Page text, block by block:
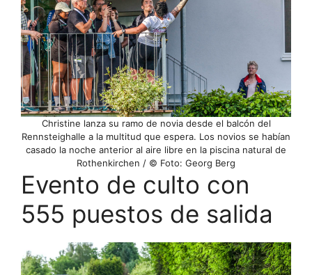
Christine lanza su ramo de novia desde el balcón del
Rennsteighalle a la multitud que espera. Los novios se habían
casado la noche anterior al aire libre en la piscina natural de
Rothenkirchen / © Foto: Georg Berg
Evento de culto con
555 puestos de salida